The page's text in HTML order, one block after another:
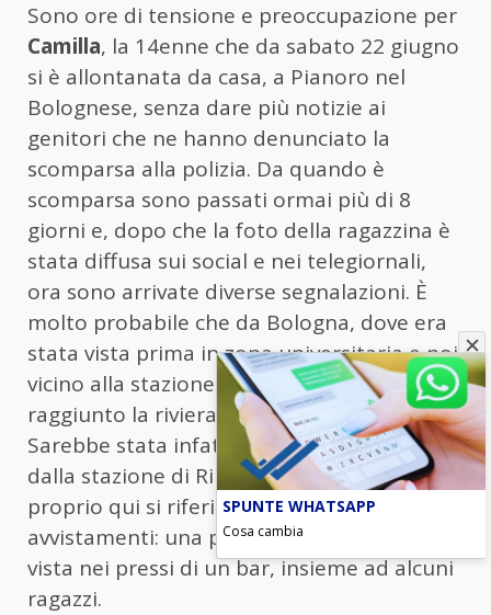
Sono ore di tensione e preoccupazione per
Camilla, la 14enne che da sabato 22 giugno
si è allontanata da casa, a Pianoro nel
Bolognese, senza dare più notizie ai
genitori che ne hanno denunciato la
scomparsa alla polizia. Da quando è
scomparsa sono passati ormai più di 8
giorni e, dopo che la foto della ragazzina è
stata diffusa sui social e nei telegiornali,
ora sono arrivate diverse segnalazioni. È
molto probabile che da Bologna, dove era
stata vista prima in zona universitaria e poi
vicino alla stazione, la ragazza ora abbia
raggiunto la riviera romagnola in treno.
Sarebbe stata infatti notata su un bus che
dalla stazione di Rimini porta aBellaria, e
proprio qui si riferiscono gli ultimi
avvistamenti: una persona dice di averla
vista nei pressi di un bar, insieme ad alcuni
ragazzi.
SPUNTE WHATSAPP
Cosa cambia